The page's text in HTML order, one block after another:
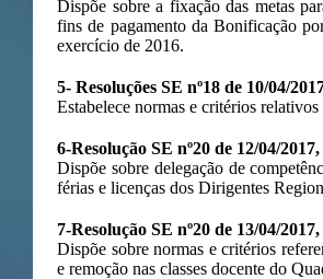
Dispõe sobre a fixação das metas
fins de pagamento da Bonificação
exercício de 2016.
5- Resoluções SE nº18 de 10/04/
Estabelece normas e critérios
6-Resolução SE nº20 de 12/04/
Dispõe sobre delegação de
férias e licenças dos Dirigentes
7-Resolução SE nº20 de 13/04/
Dispõe sobre normas e critérios
e remoção nas classes docente do